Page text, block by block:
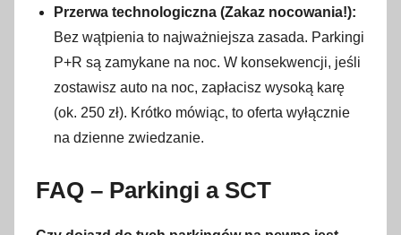
Przerwa technologiczna (Zakaz nocowania!):
Bez wątpienia to najważniejsza zasada. Parkingi
P+R są zamykane na noc. W konsekwencji, jeśli
zostawisz auto na noc, zapłacisz wysoką karę
(ok. 250 zł). Krótko mówiąc, to oferta wyłącznie
na dzienne zwiedzanie.
FAQ – Parkingi a SCT